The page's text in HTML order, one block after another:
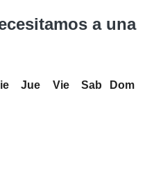
a una
Jue Vie Sab
Dom